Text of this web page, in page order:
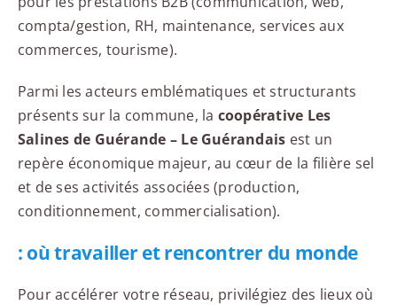
compta/gestion, RH, maintenance, services aux
commerces, tourisme).
Parmi les acteurs emblématiques et structurants
présents sur la commune, la coopérative Les
Salines de Guérande – Le Guérandais est un
repère économique majeur, au cœur de la filière sel
et de ses activités associées (production,
conditionnement, commercialisation).
: où travailler et rencontrer du monde
Pour accélérer votre réseau, privilégiez des lieux où